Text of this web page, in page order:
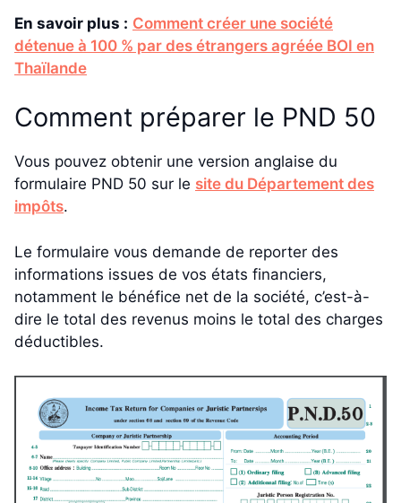
En savoir plus : Comment créer une société
détenue à 100 % par des étrangers agréée BOI en
Thaïlande
Comment préparer le PND 50
Vous pouvez obtenir une version anglaise du
formulaire PND 50 sur le site du Département des
impôts.
Le formulaire vous demande de reporter des
informations issues de vos états financiers,
notamment le bénéfice net de la société, c’est-à-
dire le total des revenus moins le total des charges
déductibles.